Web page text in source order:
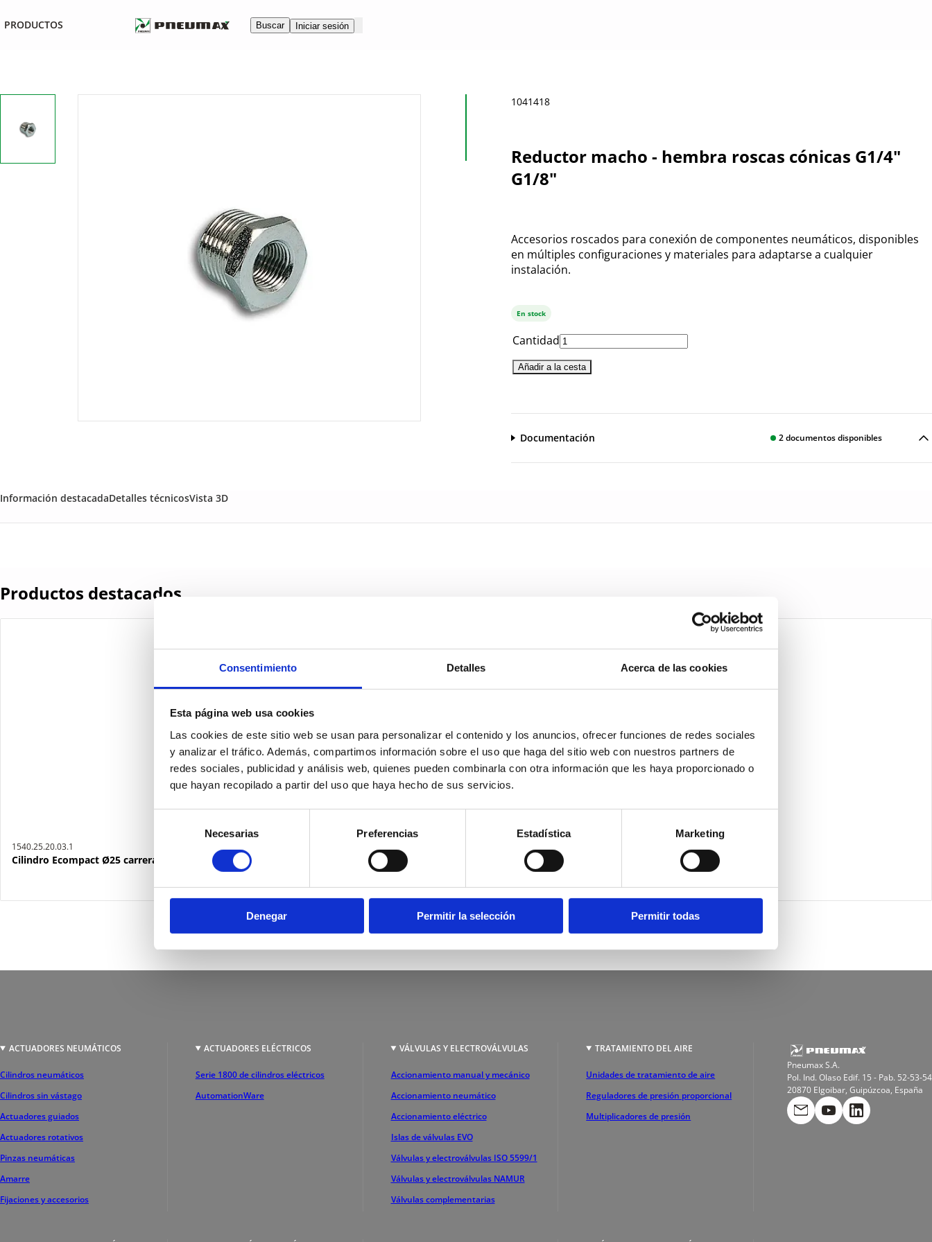
Consentimiento Detalles Acerca de las cookies
Esta página web usa cookies
Las cookies de este sitio web se usan para personalizar el contenido y los anuncios, ofrecer funciones de redes sociales
y analizar el tráfico. Además, compartimos información sobre el uso que haga del sitio web con nuestros partners de
redes sociales, publicidad y análisis web, quienes pueden combinarla con otra información que les haya proporcionado o
que hayan recopilado a partir del uso que haya hecho de sus servicios.
consentimiento
Necesarias Preferencias Estadística Marketing
Denegar Permitir la selección Permitir todas
PRODUCTOS Buscar Iniciar sesión
1041418
Reductor macho - hembra roscas cónicas G1/4"
G1/8"
Accesorios roscados para conexión de componentes neumáticos, disponibles
en múltiples configuraciones y materiales para adaptarse a cualquier
instalación.
En stock
Cantidad
Añadir a la cesta
Documentación 2documentos disponibles
Información destacadaDetalles técnicosVista 3D
Productos destacados
1540.25.20.03.1
Cilindro Ecompact Ø25 carrera 20 versión vástago pasante de acero inoxidable con rosca hembra, magnético y doble efecto
ACTUADORES NEUMÁTICOS
Cilindros neumáticos
Cilindros sin vástago
Actuadores guiados
Actuadores rotativos
Pinzas neumáticas
Amarre
Fijaciones y accesorios
ACTUADORES ELÉCTRICOS
Serie 1800 de cilindros eléctricos
AutomationWare
VÁLVULAS Y ELECTROVÁLVULAS
Accionamiento manual y mecánico
Accionamiento neumático
Accionamiento eléctrico
Islas de válvulas EVO
Válvulas y electroválvulas ISO 5599/1
Válvulas y electroválvulas NAMUR
Válvulas complementarias
TRATAMIENTO DEL AIRE
Unidades de tratamiento de aire
Reguladores de presión proporcional
Multiplicadores de presión
Pneumax S.A.
Pol. Ind. Olaso Edif. 15 - Pab. 52-53-54
20870 Elgoibar, Guipúzcoa, España